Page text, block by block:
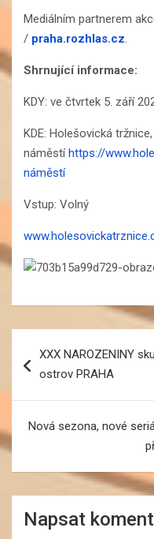
Mediálním partnerem
/ praha.rozhlas.cz.
Shrnující informace:
KDY: ve čtvrtek 5. září
KDE: Holešovická
náměstí https://
náměstí
Vstup: Volný
proXXX NAROZENINY
ostrov PRAHA
Nová sezona, nové
Napsat